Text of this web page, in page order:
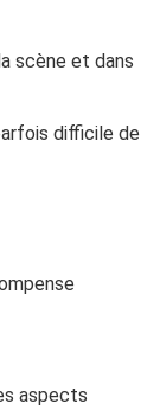
scène et dans
difficile de
aspects